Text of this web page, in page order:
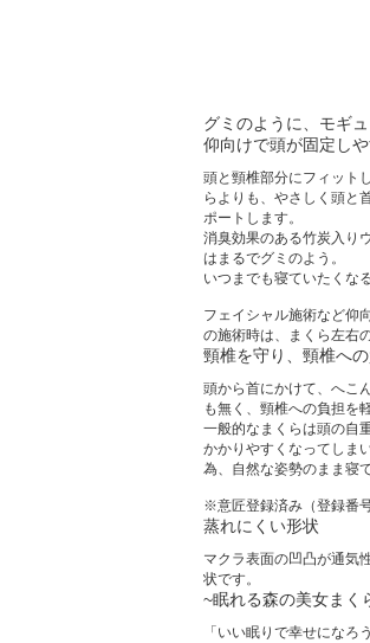
グミのように、モギ
仰向けで頭が固定し
頭と頸椎部分にフィット
らよりも、やさしく頭と
ポートします。
消臭効果のある竹炭入り
はまるでグミのよう。
いつまでも寝ていたくな
フェイシャル施術など仰
の施術時は、まくら左右
頸椎を守り、頸椎へ
頭から首にかけて、へこ
も無く、頸椎への負担を
一般的なまくらは頭の自
かかりやすくなってしま
為、自然な姿勢のまま寝
※意匠登録済み（登録番
蒸れにくい形状
マクラ表面の凹凸が通気
状です。
~眠れる森の美女まく
「いい眠りで幸せにな